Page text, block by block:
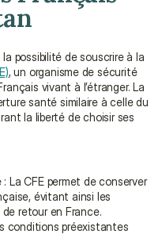
, un organisme de sécurité
santé similaire à celle du
la liberté de choisir ses
La CFE permet de conserver
évitant ainsi les
retour en France.
conditions préexistantes